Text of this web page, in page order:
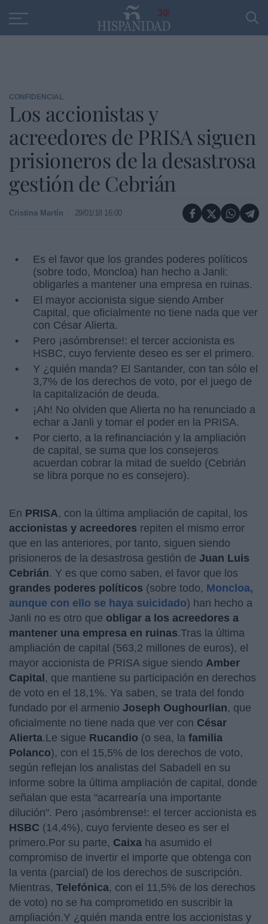
30
CONFIDENCIAL
Los accionistas y
acreedores de PRISA siguen
prisioneros de la desastrosa
gestión de Cebrián
Cristina Martín 29/01/18 16:00
Es el favor que los grandes poderes políticos
(sobre todo, Moncloa) han hecho a Janli:
obligarles a mantener una empresa en ruinas.
El mayor accionista sigue siendo Amber
Capital, que oficialmente no tiene nada que ver
con César Alierta.
Pero ¡asómbrense!: el tercer accionista es
HSBC, cuyo ferviente deseo es ser el primero.
Y ¿quién manda? El Santander, con tan sólo el
3,7% de los derechos de voto, por el juego de
la capitalización de deuda.
¡Ah! No olviden que Alierta no ha renunciado a
echar a Janli y tomar el poder en la PRISA.
Por cierto, a la refinanciación y la ampliación
de capital, se suma que los consejeros
acuerdan cobrar la mitad de sueldo (Cebrián
se libra porque no es consejero).
En PRISA, con la última ampliación de capital, los
accionistas y acreedores repiten el mismo error
que en las anteriores, por tanto, siguen siendo
prisioneros de la desastrosa gestión de Juan Luis
Cebrián. Y es que como saben, el favor que los
grandes poderes políticos (sobre todo, Moncloa,
aunque con ello se haya suicidado) han hecho a
Janli no es otro que obligar a los acreedores a
mantener una empresa en ruinas.Tras la última
ampliación de capital (563,2 millones de euros), el
mayor accionista de PRISA sigue siendo Amber
Capital , que mantiene su participación en derechos
de voto en el 18,1%. Ya saben, se trata del fondo
fundado por el armenio Joseph Oughourlian, que
oficialmente no tiene nada que ver con César
Alierta.Le sigue Rucandio (o sea, la familia
Polanco), con el 15,5% de los derechos de voto,
según reflejan los analistas del Sabadell en su
informe sobre la última ampliación de capital, donde
señalan que esta "acarrearía una importante
dilución". Pero ¡asómbrense!: el tercer accionista es
HSBC (14,4%), cuyo ferviente deseo es ser el
primero.Por su parte, Caixa ha asumido el
compromiso de invertir el importe que obtenga con
la venta (parcial) de los derechos de suscripción.
Mientras, Telefónica, con el 11,5% de los derechos
de voto) no se ha comprometido en suscribir la
ampliación.Y ¿quién manda entre los accionistas y